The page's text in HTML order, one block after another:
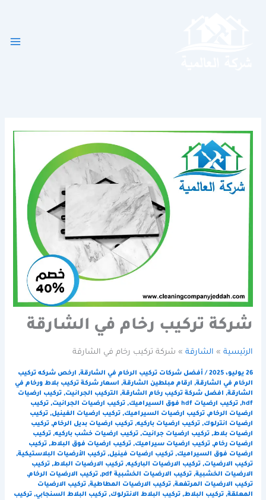
شركة تركيب رخام في الشارقة
الرئيسية الشارقة شركة تركيب رخام في الشارقة
26 يوليو، 2025 / أفضل شركات تركيب الرخام في الشارقة, ارخص شركه تركيب
الرخام في الشارقة, ارقام مبلطين الشارقة, اسعار شركة تركيب بلاط ورخام في
الشارقة, افضل شركة تركيب رخام الشارقة, التركيب الجرانيت,تركيب ارضيات
hdf
,تركيب ارضيات hdf فوق السيراميك ,تركيب ارضيات الجرانيت,تركيب
ارضيات الرخام,تركيب ارضيات السيراميك,تركيب ارضيات الفينيل,تركيب
ارضيات انترلوك,تركيب ارضيات باركيه,تركيب ارضيات بديل الرخام,تركيب
ارضيات بلاط,تركيب ارضيات جرانيت,تركيب ارضيات خشب باركيه,تركيب
ارضيات رخام,تركيب ارضيات سيراميك,تركيب ارضيات فوق البلاط,تركيب
ارضيات فوق السيراميك,تركيب ارضيات فينيل,تركيب الأرضيات البلاستيكية,
تركيب الارضيات,تركيب الارضيات الباركيه,تركيب الارضيات البلاط,تركيب
الارضيات الخشبية,تركيب الارضيات الخشبية pdf ,تركيب الارضيات الرخام,
تركيب الارضيات المرتفعة,تركيب الارضيات المطاطية,تركيب الارضيات
المعلقة,تركيب البلاط,تركيب البلاط الانترلوك,تركيب البلاط السنجابي,تركيب